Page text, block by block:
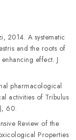
2014. A systematic
and the roots of
effect. J
pharmacological
activities of Tribulus
60.
Review of the
Properties